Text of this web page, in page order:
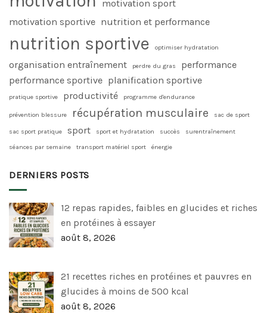
motivation sport
motivation sportive nutrition et performance
nutrition sportive optimiser hydratation
organisation entraînement perdre du gras
performance
performance sportive planification sportive
pratique sportive productivité programme d'endurance
prévention blessure récupération musculaire sac de sport
sac sport pratique sport sport et hydratation succès
surentraînement
séances par semaine
transport matériel sport énergie
DERNIERS POSTS
12 repas rapides, faibles en glucides et riches
en protéines à essayer
août 8, 2026
21 recettes riches en protéines et pauvres en
glucides à moins de 500 kcal
août 8, 2026